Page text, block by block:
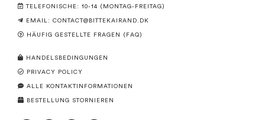
TELEFONISCHE: 10-14 (MONTAG-FREITAG)
EMAIL: CONTACT@BITTEKAIRAND.DK
HÄUFIG GESTELLTE FRAGEN (FAQ)
HANDELSBEDINGUNGEN
PRIVACY POLICY
ALLE KONTAKTINFORMATIONEN
BESTELLUNG STORNIEREN